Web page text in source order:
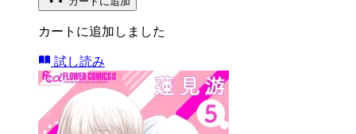
カートに追加しました
試し読み